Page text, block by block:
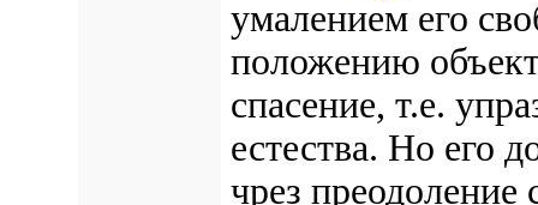
умалением его
положению
спасение, т.е.
естества. Но его
чрез преодоление